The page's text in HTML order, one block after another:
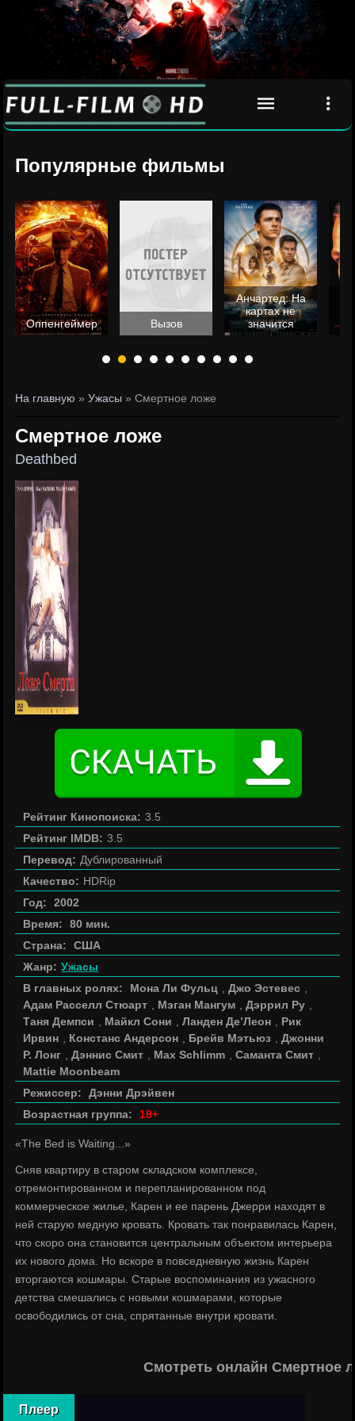
Популярные фильмы
Оппенгеймер Вызов
Анчартед: На
картах не
значится
На главную »Ужасы » Смертное ложе
Смертное ложе
Deathbed
Рейтинг Кинопоиска: 3.5
Рейтинг IMDB: 3.5
Перевод: Дублированный
Качество: HDRip
Год:
2002
Время:
80 мин.
Страна:
США
Жанр: Ужасы
В главных ролях:
Мона Ли Фульц ,Джо Эстевес
Адам Расселл Стюарт
Мэган Мангум ,Дэррил Ру
Таня Демпси
Майкл Сони ,Ланден Де’Леон
Рик
Ирвин
Констанс Андерсон Брейв Мэтьюз ,Джонни
Р. Лонг
,Дэннис Смит Max Schlimm ,Саманта Смит
Mattie Moonbeam
Режиссер:
Дэнни Дрэйвен
Возрастная группа:
18+
«The Bed is Waiting...»
Сняв квартиру в старом складском комплексе,
отремонтированном и перепланированном под
коммерческое жилье, Карен и ее парень Джерри находят в
ней старую медную кровать. Кровать так понравилась Карен,
что скоро она становится центральным объектом интерьера
их нового дома. Но вскоре в повседневную жизнь Карен
вторгаются кошмары. Старые воспоминания из ужасного
детства смешались с новыми кошмарами, которые
освободились от сна, спрятанные внутри кровати.
Смотреть онлайн Смертное
Плеер